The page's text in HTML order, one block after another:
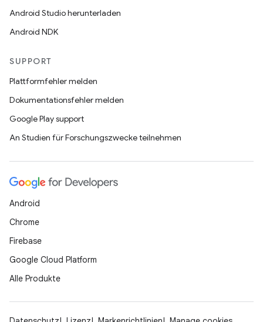
Android Studio herunterladen
Android NDK
SUPPORT
Plattformfehler melden
Dokumentationsfehler melden
Google Play support
An Studien für Forschungszwecke teilnehmen
Android
Chrome
Firebase
Google Cloud Platform
Alle Produkte